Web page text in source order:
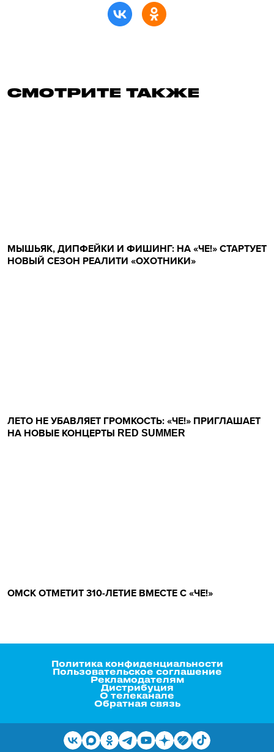
СМОТРИТЕ ТАКЖЕ
МЫШЬЯК, ДИПФЕЙКИ И ФИШИНГ: НА «ЧЕ!» СТАРТУЕТ
НОВЫЙ СЕЗОН РЕАЛИТИ «ОХОТНИКИ»
ЛЕТО НЕ УБАВЛЯЕТ ГРОМКОСТЬ: «ЧЕ!» ПРИГЛАШАЕТ
НА НОВЫЕ КОНЦЕРТЫ RED SUMMER
ОМСК ОТМЕТИТ 310-ЛЕТИЕ ВМЕСТЕ С «ЧЕ!»
Политика конфиденциальности
Пользовательское соглашение
Рекламодателям
Дистрибуция
О телеканале
Обратная связь